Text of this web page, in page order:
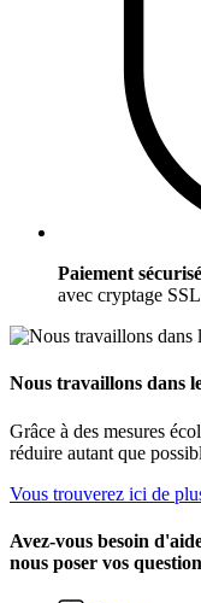
Paiement sécurisé
avec cryptage SSL
Nous travaillons dans
Grâce à des mesures
réduire autant que
Vous trouverez ici de
Avez-vous besoin
nous poser vos